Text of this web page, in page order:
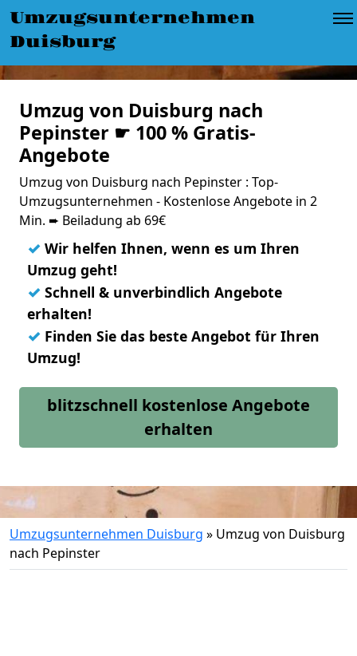
Umzugsunternehmen
Duisburg
Umzug von Duisburg nach
Pepinster ☛ 100 % Gratis-
Angebote
Umzug von Duisburg nach Pepinster : Top-
Umzugsunternehmen - Kostenlose Angebote in 2
Min. ➨ Beiladung ab 69€
✓ Wir helfen Ihnen, wenn es um Ihren
Umzug geht!
✓ Schnell & unverbindlich Angebote
erhalten!
✓ Finden Sie das beste Angebot für Ihren
Umzug!
blitzschnell kostenlose Angebote
erhalten
Umzugsunternehmen Duisburg » Umzug von Duisburg
nach Pepinster